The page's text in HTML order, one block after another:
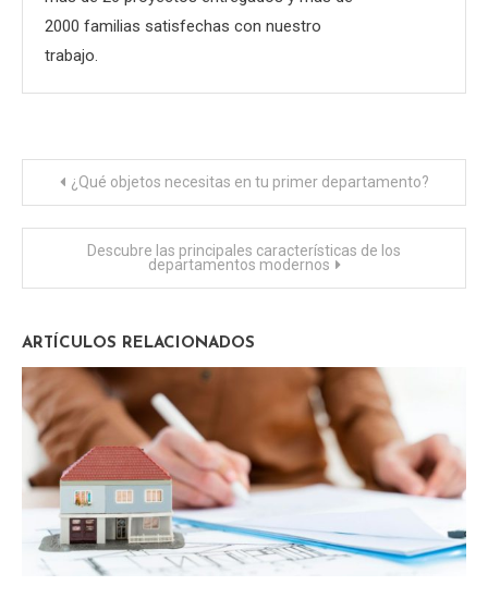
2000 familias satisfechas con nuestro
trabajo.
Navegación
de
entradas
¿Qué objetos necesitas en tu primer departamento?
Descubre las principales características de los
departamentos modernos
ARTÍCULOS RELACIONADOS